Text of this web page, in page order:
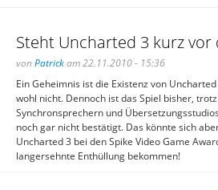
Steht Uncharted 3 kurz vor
von Patrickam 22.11.2010 - 15:36
Ein Geheimnis ist die Existenz von
wohl nicht. Dennoch ist das Spiel bisher,
Synchronsprechern und
noch gar nicht bestätigt. Das könnte sich
Uncharted 3 bei den Spike Video Game
langersehnte Enthüllung bekommen!